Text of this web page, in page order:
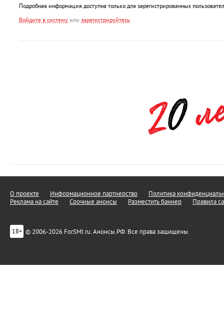
Подробная информация доступна только для зарегистрированных
Войдите в систему или зарегистрируйтесь
О проекте Информационное партнерство
Политика
Реклама на сайте
Срочные анонсы Разместить баннер Правила
18+ © 2006-2026 ForSMI.ru. Анонсы.РФ. Все права защищены.